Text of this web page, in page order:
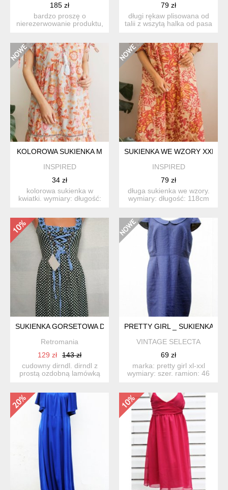
185 zł
bardzo proszę o
nierezerwowanie produktu,
79 zł
długi rękaw plisowana od
talii z wszytą halka od pasa
KOLOROWA SUKIENKA M
INSPIRED
34 zł
kolorowa sukienka w
kwiatki. wymiary: długość:
SUKIENKA WE WZORY XXL
INSPIRED
79 zł
długa sukienka we wzory.
wymiary: długość: 118cm
SUKIENKA GORSETOWA DIRNDL NOWA FOLK
Retromania
129 zł
143 zł
cudowny dirndl. dirndl z
prostą ozdobną lamówką
PRETTY GIRL _ SUKIENKA
VINTAGE SELECTA
69 zł
marka: pretty girl xl-xxl
wymiary: szer. ramion: 46